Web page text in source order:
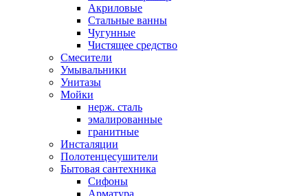
Акриловые
Стальные ванны
Чугунные
Чистящее средство
Смесители
Умывальники
Унитазы
Мойки
нерж. сталь
эмалированные
гранитные
Инсталяции
Полотенцесушители
Бытовая сантехника
Сифоны
Арматура